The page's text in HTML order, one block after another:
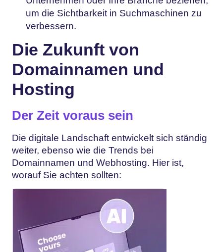
um die Sichtbarkeit in Suchmaschinen zu
verbessern.
Die Zukunft von
Domainnamen und
Hosting
Der Zeit voraus sein
Die digitale Landschaft entwickelt sich ständig
weiter, ebenso wie die Trends bei
Domainnamen und Webhosting. Hier ist,
worauf Sie achten sollten: